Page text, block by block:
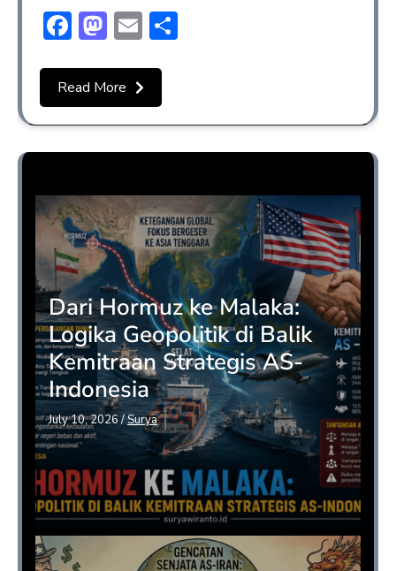
Facebook
Mastodon
Email
Read More
Dari Hormuz ke Malaka:
Logika Geopolitik di Balik
Kemitraan Strategis AS-
Indonesia
July 10, 2026/Surya